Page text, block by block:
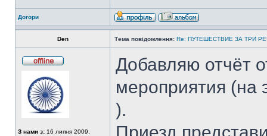
Догори
Den Тема повідомлення: Re: ПУТЕШЕСТВИЕ ЗА ТРИ
З нами з: 16 липня 2009,
Добавляю отчёт
мероприятия (на
).